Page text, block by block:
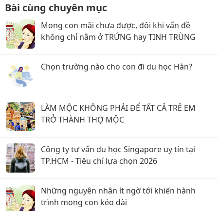
Bài cùng chuyên mục
Mong con mãi chưa được, đôi khi vấn đề
không chỉ nằm ở TRỨNG hay TINH TRÙNG
Chọn trường nào cho con đi du học Hàn?
LÀM MỘC KHÔNG PHẢI ĐỂ TẤT CẢ TRẺ EM
TRỞ THÀNH THỢ MỘC
Công ty tư vấn du học Singapore uy tín tại
TP.HCM - Tiêu chí lựa chọn 2026
Những nguyên nhân ít ngờ tới khiến hành
trình mong con kéo dài